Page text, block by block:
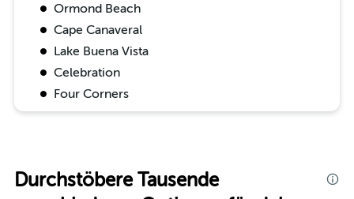
Ormond Beach
Cape Canaveral
Lake Buena Vista
Celebration
Four Corners
Durchstöbere Tausende